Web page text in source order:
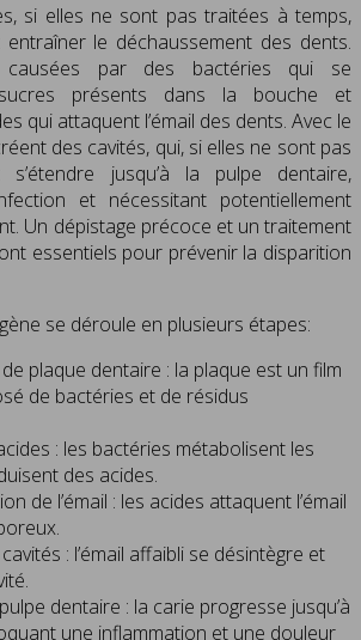
si elles ne sont pas traitées à temps,
entraîner le déchaussement des dents.
par des bactéries qui se
présents dans la bouche et
qui attaquent l’émail des dents. Avec le
des cavités, qui, si elles ne sont pas
s’étendre jusqu’à la pulpe dentaire,
et nécessitant potentiellement
Un dépistage précoce et un traitement
essentiels pour prévenir la disparition
se déroule en plusieurs étapes:
plaque dentaire : la plaque est un film
de bactéries et de résidus
: les bactéries métabolisent les
des acides.
de l’émail : les acides attaquent l’émail
: l’émail affaibli se désintègre et
dentaire : la carie progresse jusqu’à
une inflammation et une douleur